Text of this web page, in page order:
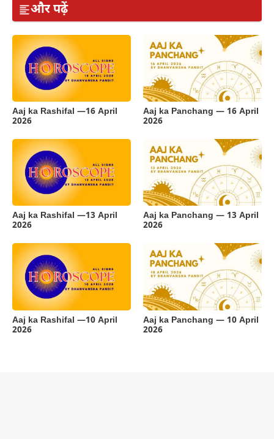
और पढ़ें
Aaj ka Rashifal —16 April
2026
Aaj ka Panchang — 16 April
2026
Aaj ka Rashifal —13 April
2026
Aaj ka Panchang — 13 April
2026
Aaj ka Rashifal —10 April
2026
Aaj ka Panchang — 10 April
2026